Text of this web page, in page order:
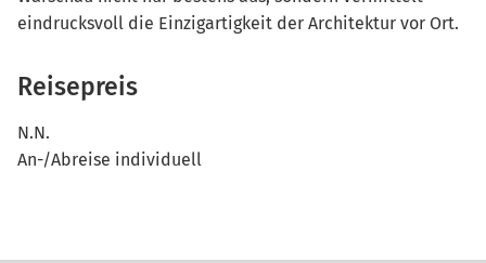
eindrucksvoll die Einzigartigkeit der Architektur vor Ort.
Reisepreis
N.N.
An-/Abreise individuell